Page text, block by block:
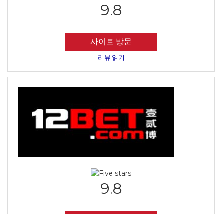
9.8
사이트 방문
리뷰 읽기
9.8